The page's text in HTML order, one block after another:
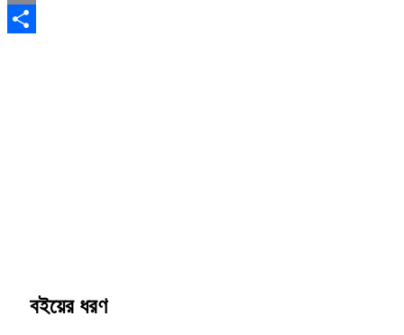
Email
বইয়ের ধরণ